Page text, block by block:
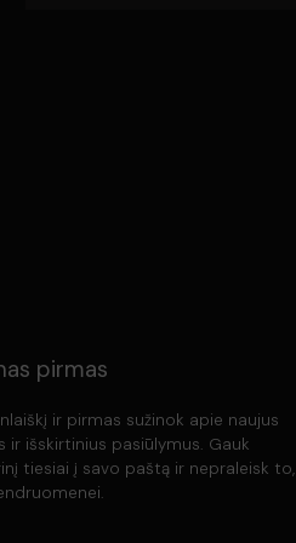
pirmas
ir pirmas sužinok apie naujus
ir išskirtinius pasiūlymus. Gauk
tiesiai į savo paštą ir nepraleisk to,